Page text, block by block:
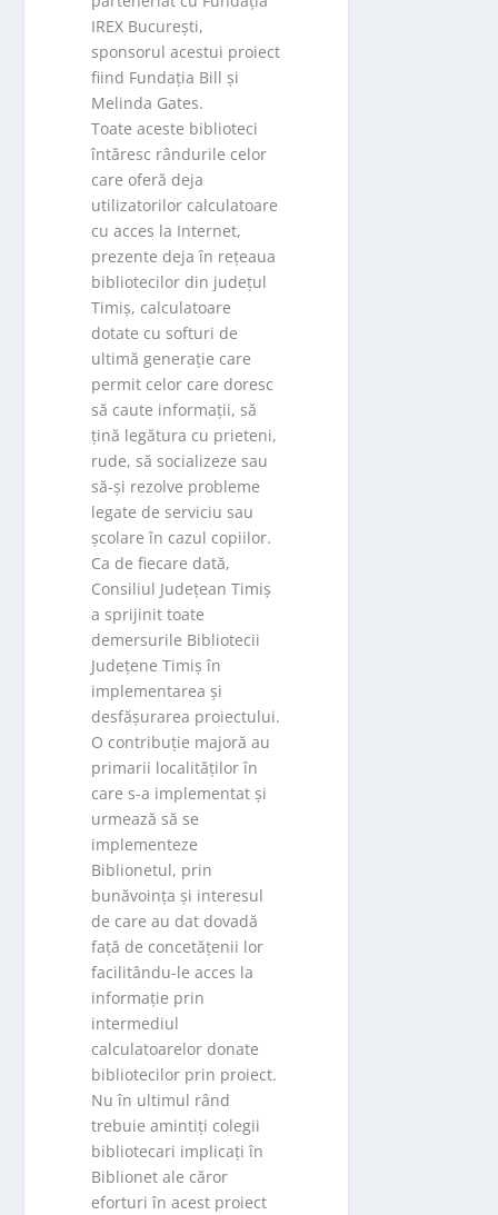
IREX București,
sponsorul acestui proiect
fiind Fundația Bill și
Melinda Gates.
Toate aceste biblioteci
întăresc rândurile celor
care oferă deja
utilizatorilor calculatoare
cu acces la Internet,
prezente deja în rețeaua
bibliotecilor din județul
Timiș, calculatoare
dotate cu softuri de
ultimă generație care
permit celor care doresc
să caute informații, să
țină legătura cu prieteni,
rude, să socializeze sau
să-și rezolve probleme
legate de serviciu sau
școlare în cazul copiilor.
Ca de fiecare dată,
Consiliul Județean Timiș
a sprijinit toate
demersurile Bibliotecii
Județene Timiș în
implementarea și
desfășurarea proiectului.
O contribuție majoră au
primarii localităților în
care s-a implementat și
urmează să se
implementeze
Biblionetul, prin
bunăvoința și interesul
de care au dat dovadă
față de concetățenii lor
facilitându-le acces la
informație prin
intermediul
calculatoarelor donate
bibliotecilor prin proiect.
Nu în ultimul rând
trebuie amintiți colegii
bibliotecari implicați în
Biblionet ale căror
eforturi în acest proiect